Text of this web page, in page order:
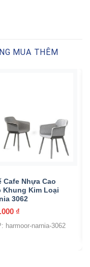
MUA THÊM
Cafe Nhựa Cao
Khung Kim Loại
3062
₫
harmoor-narnia-3062